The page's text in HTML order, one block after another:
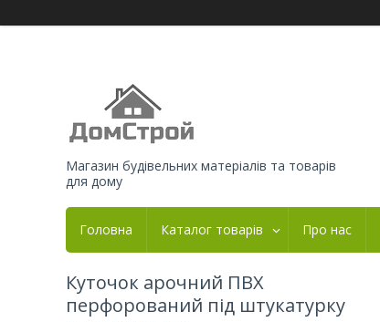
Магазин будівельних матеріалів та товарів
для дому
Головна Каталог товарів Про нас
Куточок арочний ПВХ
перфорований під штукатурку